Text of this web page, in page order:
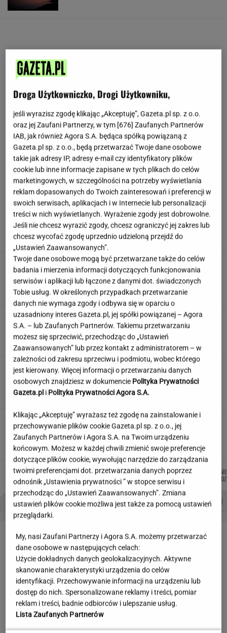
Syn Stanisława Soyki o ostatnich chwilach
ojca. "Nie było z nim nikogo"
Polka przestrzegano, by nie mówił o chorobie.
"Jestem po przeszczepie"
Wybraliśmy kadry z 15 polskich filmów.
Rozpoznasz tytuły tych produkcji?
Jedno przekonanie może utrudniać życie
osobom z astygmatyzmem. Zwłaszcza latem
MATERIAŁ PROMOCYJNY
Wakacyjne aktywności a kurzajki. O czym
warto pamiętać, by uniknąć problemu?
MATERIAŁ PROMOCYJNY
Autorzy:
MIŁOSZ
WIATROWSKI-BUJACZ
JAKUB
BALCERSKI
ŁUKASZ
JACHIMIAK
PROBLEMY POLSKICH SIATKARZY ZNAK Z '30' WISŁAWA SZYMBORSKA
LETNIE OKAZJE
Droga Użytkowniczko, Drogi Użytkowniku,
jeśli wyrazisz zgodę klikając „Akceptuję”, Gazeta.pl sp. z o.o.
oraz jej Zaufani Partnerzy, w tym [676] Zaufanych Partnerów
IAB, jak również Agora S.A. będąca spółką powiązaną z
Gazeta.pl sp. z o.o., będą przetwarzać Twoje dane osobowe
takie jak adresy IP, adresy e-mail czy identyfikatory plików
cookie lub inne informacje zapisane w tych plikach do celów
marketingowych, w szczególności na potrzeby wyświetlania
reklam dopasowanych do Twoich zainteresowań i preferencji w
swoich serwisach, aplikacjach i w Internecie lub personalizacji
treści w nich wyświetlanych. Wyrażenie zgody jest dobrowolne.
Jeśli nie chcesz wyrazić zgody, chcesz ograniczyć jej zakres lub
chcesz wycofać zgodę uprzednio udzieloną przejdź do
„Ustawień Zaawansowanych”.
Twoje dane osobowe mogą być przetwarzane także do celów
badania i mierzenia informacji dotyczących funkcjonowania
serwisów i aplikacji lub łączone z danymi dot. świadczonych
Tobie usług. W określonych przypadkach przetwarzanie
danych nie wymaga zgody i odbywa się w oparciu o
uzasadniony interes Gazeta.pl, jej spółki powiązanej – Agora
S.A. – lub Zaufanych Partnerów. Takiemu przetwarzaniu
możesz się sprzeciwić, przechodząc do „Ustawień
Zaawansowanych” lub przez kontakt z administratorem – w
zależności od zakresu sprzeciwu i podmiotu, wobec którego
jest kierowany. Więcej informacji o przetwarzaniu danych
osobowych znajdziesz w dokumencie Polityka Prywatności
Gazeta.pl i Polityka Prywatności Agora S.A.
Klikając „Akceptuję” wyrażasz też zgodę na zainstalowanie i
przechowywanie plików cookie Gazeta.pl sp. z o.o., jej
Zaufanych Partnerów i Agora S.A. na Twoim urządzeniu
końcowym. Możesz w każdej chwili zmienić swoje preferencje
dotyczące plików cookie, wywołując narzędzie do zarządzania
twoimi preferencjami dot. przetwarzania danych poprzez
odnośnik „Ustawienia prywatności ” w stopce serwisu i
przechodząc do „Ustawień Zaawansowanych”. Zmiana
ustawień plików cookie możliwa jest także za pomocą ustawień
przeglądarki.
My, nasi Zaufani Partnerzy i Agora S.A. możemy przetwarzać
dane osobowe w następujących celach:
Użycie dokładnych danych geolokalizacyjnych. Aktywne
skanowanie charakterystyki urządzenia do celów
identyfikacji. Przechowywanie informacji na urządzeniu lub
dostęp do nich. Spersonalizowane reklamy i treści, pomiar
reklam i treści, badnie odbiorców i ulepszanie usług.
Lista Zaufanych Partnerów